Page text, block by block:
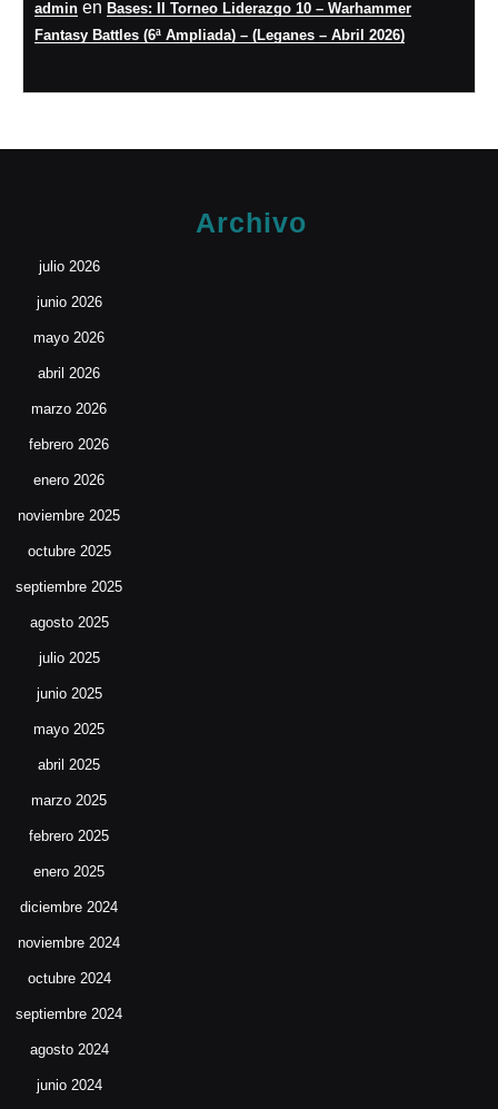
admin en Bases: II Torneo Liderazgo 10 – Warhammer
Fantasy Battles (6ª Ampliada) – (Leganes – Abril 2026)
Archivo
julio 2026
junio 2026
mayo 2026
abril 2026
marzo 2026
febrero 2026
enero 2026
noviembre 2025
octubre 2025
septiembre 2025
agosto 2025
julio 2025
junio 2025
mayo 2025
abril 2025
marzo 2025
febrero 2025
enero 2025
diciembre 2024
noviembre 2024
octubre 2024
septiembre 2024
agosto 2024
junio 2024